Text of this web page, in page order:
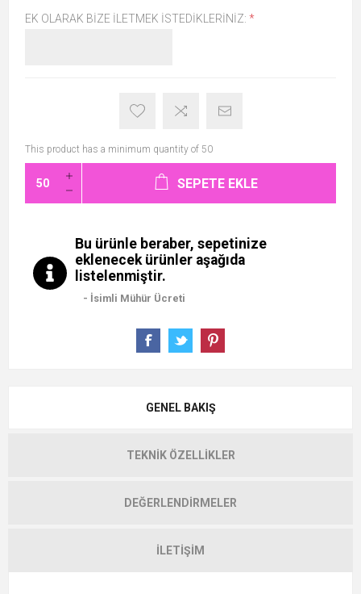
EK OLARAK BIZE İLETMEK İSTEDIKLERINIZ: *
This product has a minimum quantity of 50
SEPETE EKLE
Bu ürünle beraber, sepetinize
eklenecek ürünler aşağıda
listelenmiştir.
- İsimli Mühür Ücreti
GENEL BAKIŞ
TEKNIK ÖZELLIKLER
DEĞERLENDIRMELER
İLETIŞIM